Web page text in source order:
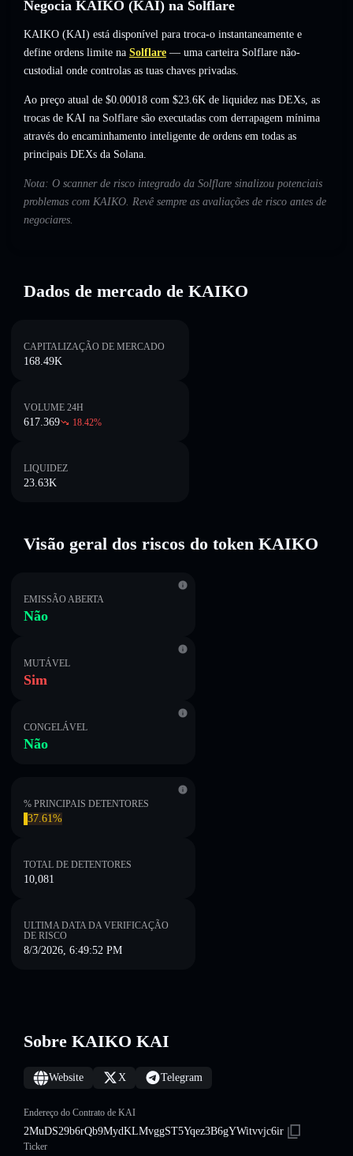
Negocia KAIKO (KAI) na Solflare
KAIKO (KAI) está disponível para troca-o instantaneamente e
define ordens limite na Solflare — uma carteira Solflare não-
custodial onde controlas as tuas chaves privadas.
Ao preço atual de $0.00018 com $23.6K de liquidez nas DEXs, as
trocas de KAI na Solflare são executadas com derrapagem mínima
através do encaminhamento inteligente de ordens em todas as
principais DEXs da Solana.
Nota: O scanner de risco integrado da Solflare sinalizou potenciais
problemas com KAIKO. Revê sempre as avaliações de risco antes de
negociares.
Dados de mercado de KAIKO
CAPITALIZAÇÃO DE MERCADO
168.49K
VOLUME 24H
617.369 18.42%
LIQUIDEZ
23.63K
Visão geral dos riscos do token KAIKO
EMISSÃO ABERTA
Não
MUTÁVEL
Sim
CONGELÁVEL
Não
% PRINCIPAIS DETENTORES
37.61%
TOTAL DE DETENTORES
10,081
ULTIMA DATA DA VERIFICAÇÃO
DE RISCO
8/3/2026, 6:49:52 PM
Sobre KAIKO KAI
Website X Telegram
Endereço do Contrato de KAI
2MuDS29b6rQb9MydKLMvggST5Yqez3B6gYWitvvjc6ir
Ticker